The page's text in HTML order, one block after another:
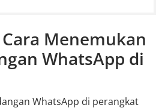
Menemukan
WhatsApp di
WhatsApp di perangkat